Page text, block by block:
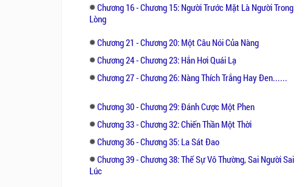
Chương 16 - Chương 15: Người Trước Mặt Là Người Trong
Lòng
Chương 21 - Chương 20: Một Câu Nói Của Nàng
Chương 24 - Chương 23: Hắn Hơi Quái Lạ
Chương 27 - Chương 26: Nàng Thích Trắng Hay Đen......
Chương 30 - Chương 29: Đánh Cược Một Phen
Chương 33 - Chương 32: Chiến Thần Một Thời
Chương 36 - Chương 35: La Sát Đao
Chương 39 - Chương 38: Thế Sự Vô Thường, Sai Người Sai
Lúc